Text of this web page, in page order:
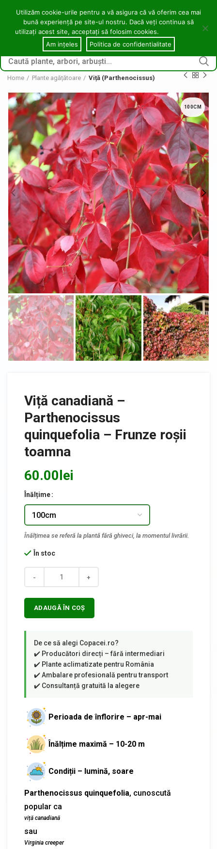
contact@copacei.ro 0746 772 559 Aleea Freziilor, Zalău
0 CONECTARE /
Home Plante agățătoare Viță (Parthenocissus)
100CM
Viță canadiană –
Parthenocissus
quinquefolia – Frunze roșii
toamna
60.00 lei
Înălțime
În stoc
ADAUGĂ ÎN COȘ
Perioada de înflorire – apr-mai
Înălțime maximă – 10-20 m
Condiții – lumină, soare
Parthenocissus quinquefolia, cunoscută
popular ca
viță canadiană
sau
Virginia creeper
Utilizăm cookie-urile pentru a vă asigura că vă oferim cea mai
bună experiență pe site-ul nostru. Dacă veți continua să
utilizați acest site, acceptați să folosim cookies.
Am ințeles
Politica de confidentialitate